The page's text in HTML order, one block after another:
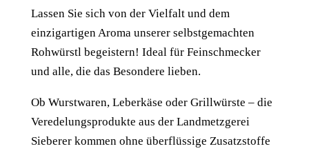
Lassen Sie sich von der Vielfalt und dem
einzigartigen Aroma unserer selbstgemachten
Rohwürstl begeistern! Ideal für Feinschmecker
und alle, die das Besondere lieben.
Ob Wurstwaren, Leberkäse oder Grillwürste – die
Veredelungsprodukte aus der Landmetzgerei
Sieberer kommen ohne überflüssige Zusatzstoffe